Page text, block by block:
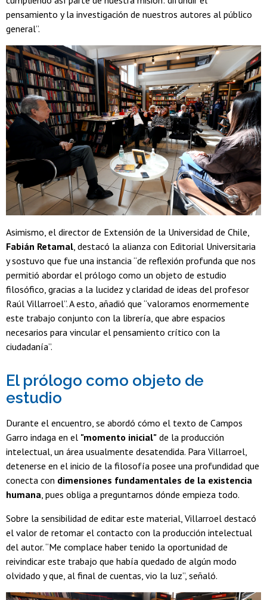
pensamiento y la investigación de nuestros autores al público
general”.
Asimismo, el director de Extensión de la Universidad de Chile,
Fabián Retamal, destacó la alianza con Editorial Universitaria
y sostuvo que fue una instancia “de reflexión profunda que nos
permitió abordar el prólogo como un objeto de estudio
filosófico, gracias a la lucidez y claridad de ideas del profesor
Raúl Villarroel”. A esto, añadió que “valoramos enormemente
este trabajo conjunto con la librería, que abre espacios
necesarios para vincular el pensamiento crítico con la
ciudadanía”.
El prólogo como objeto de
estudio
Durante el encuentro, se abordó cómo el texto de Campos
Garro indaga en el "momento inicial" de la producción
intelectual, un área usualmente desatendida. Para Villarroel,
detenerse en el inicio de la filosofía posee una profundidad que
conecta con dimensiones fundamentales de la existencia
humana, pues obliga a preguntarnos dónde empieza todo.
Sobre la sensibilidad de editar este material, Villarroel destacó
el valor de retomar el contacto con la producción intelectual
del autor. “Me complace haber tenido la oportunidad de
reivindicar este trabajo que había quedado de algún modo
olvidado y que, al final de cuentas, vio la luz”, señaló.